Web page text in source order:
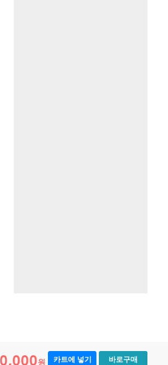
원 카트에 넣기 바로구매